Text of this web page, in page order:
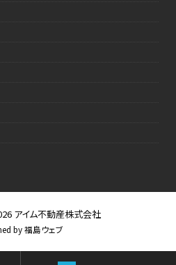
アイム不動産株式会社
by福島ウェブ